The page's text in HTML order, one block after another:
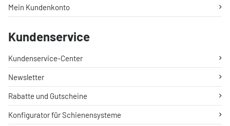
Mein Kundenkonto
Kundenservice
Kundenservice-Center
Newsletter
Rabatte und Gutscheine
Konfigurator für Schienensysteme